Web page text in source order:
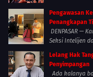
Pengawasan
Penangkapan
DENPASAR —
Seksi Intelijen
Lelang Hak
Penyimpangan
Ada kalanya